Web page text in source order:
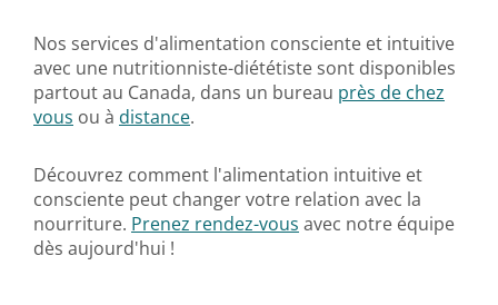
Nos services d'alimentation consciente et intuitive
avec une nutritionniste-diététiste sont disponibles
partout au Canada, dans un bureau près de chez
vous ou à distance.
Découvrez comment l'alimentation intuitive et
consciente peut changer votre relation avec la
nourriture. Prenez rendez-vous avec notre équipe
dès aujourd'hui !